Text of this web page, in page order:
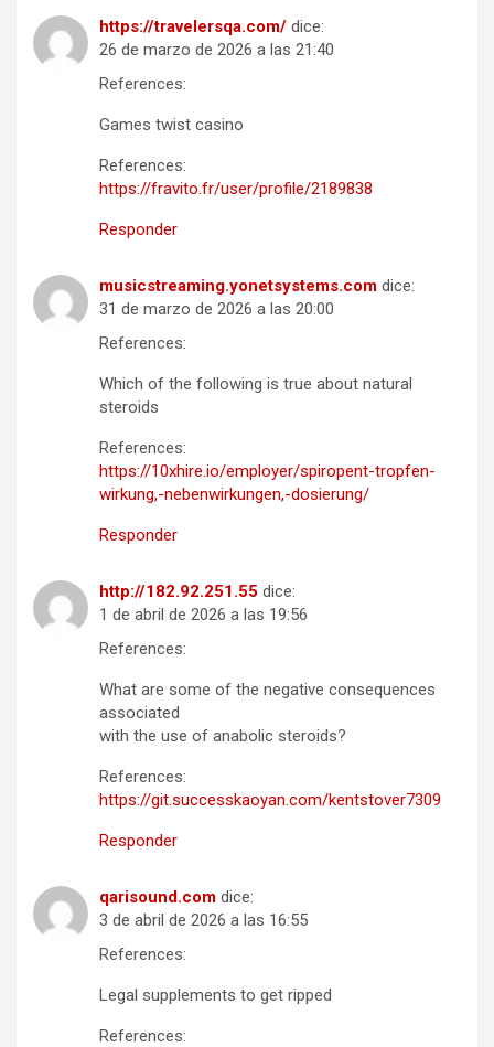
https://travelersqa.com/ dice:
26 de marzo de 2026 a las 21:40
References:
Games twist casino
References:
https://fravito.fr/user/profile/2189838
Responder
musicstreaming.yonetsystems.com dice:
31 de marzo de 2026 a las 20:00
References:
Which of the following is true about natural
steroids
References:
https://10xhire.io/employer/spiropent-tropfen-
wirkung,-nebenwirkungen,-dosierung/
Responder
http://182.92.251.55 dice:
1 de abril de 2026 a las 19:56
References:
What are some of the negative consequences
associated
with the use of anabolic steroids?
References:
https://git.successkaoyan.com/kentstover7309
Responder
qarisound.com dice:
3 de abril de 2026 a las 16:55
References:
Legal supplements to get ripped
References: